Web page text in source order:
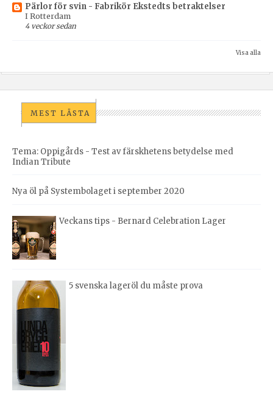
Pärlor för svin - Fabrikör Ekstedts betraktelser
I Rotterdam
4 veckor sedan
Visa alla
MEST LÄSTA
Tema: Oppigårds - Test av färskhetens betydelse med
Indian Tribute
Nya öl på Systembolaget i september 2020
Veckans tips - Bernard Celebration Lager
5 svenska lageröl du måste prova